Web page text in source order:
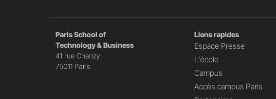
Paris School of
Technology & Business
41 rue Chanzy
75011 Paris
Liens rapides
Espace Presse
L'école
Campus
Accès campus Paris